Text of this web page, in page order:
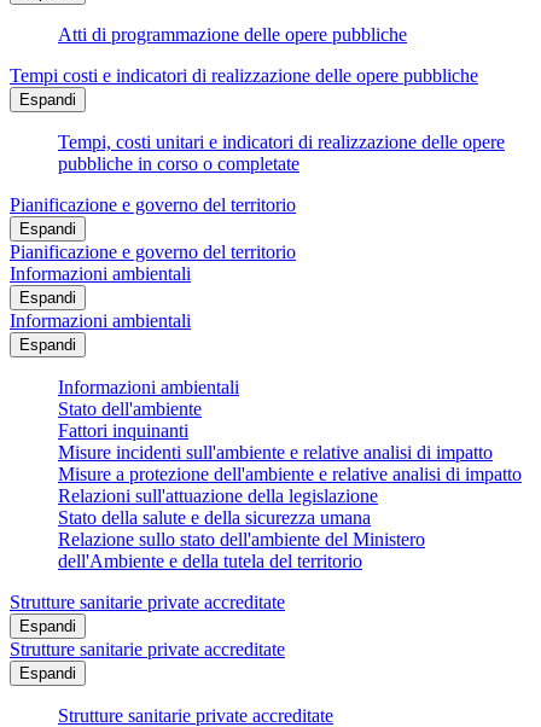
Atti di programmazione delle opere pubbliche
Tempi costi e indicatori di realizzazione delle opere pubbliche
Espandi
Tempi, costi unitari e indicatori di realizzazione delle opere
pubbliche in corso o completate
Pianificazione e governo del territorio
Espandi
Pianificazione e governo del territorio
Informazioni ambientali
Espandi
Informazioni ambientali
Espandi
Informazioni ambientali
Stato dell'ambiente
Fattori inquinanti
Misure incidenti sull'ambiente e relative analisi di impatto
Misure a protezione dell'ambiente e relative analisi di impatto
Relazioni sull'attuazione della legislazione
Stato della salute e della sicurezza umana
Relazione sullo stato dell'ambiente del Ministero
dell'Ambiente e della tutela del territorio
Strutture sanitarie private accreditate
Espandi
Strutture sanitarie private accreditate
Espandi
Strutture sanitarie private accreditate